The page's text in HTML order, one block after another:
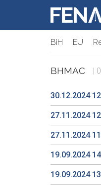
BiH EU
BHMAC |
30.12.2024
27.11.2024
27.11.2024
19.09.2024
19.09.2024